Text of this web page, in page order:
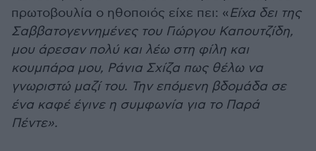
πρωτοβουλία ο ηθοποιός είχε πει: «Είχα δει της
Σαββατογεννημένες του Γιώργου Καπουτζίδη,
μου άρεσαν πολύ και λέω στη φίλη και
κουμπάρα μου, Ράνια Σχίζα πως θέλω να
γνωριστώ μαζί του. Την επόμενη βδομάδα σε
ένα καφέ έγινε η συμφωνία για το Παρά
Πέντε».